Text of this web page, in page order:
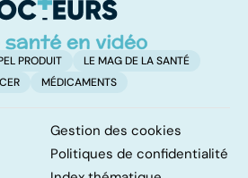
PRODUIT
LE MAG DE LA SANTÉ
MÉDICAMENTS
Gestion des cookies
Politiques de confidentialité